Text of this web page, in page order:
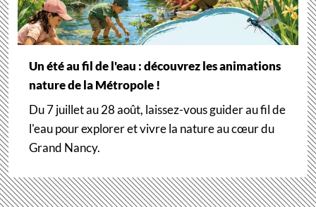
Un été au fil de l'eau : découvrez les animations
nature de la Métropole !
Du 7 juillet au 28 août, laissez-vous guider au fil de
l'eau pour explorer et vivre la nature au cœur du
Grand Nancy.